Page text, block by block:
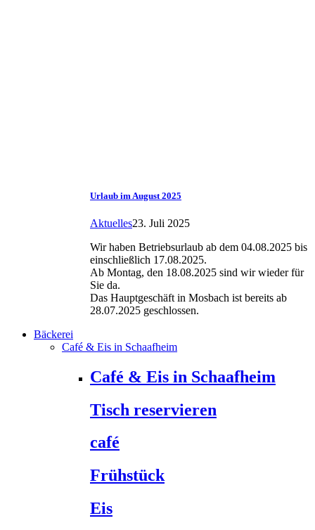
Urlaub im August 2025
Aktuelles23. Juli 2025
Wir haben Betriebsurlaub ab dem 04.08.2025 bis
einschließlich 17.08.2025.
Ab Montag, den 18.08.2025 sind wir wieder für
Sie da.
Das Hauptgeschäft in Mosbach ist bereits ab
28.07.2025 geschlossen.
Bäckerei
Café & Eis in Schaafheim
Café & Eis in Schaafheim
Tisch reservieren
café
Frühstück
Eis